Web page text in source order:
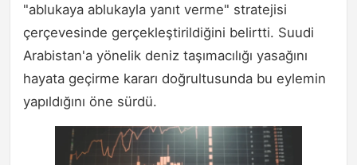
"ablukaya ablukayla yanıt verme" stratejisi
çerçevesinde gerçekleştirildiğini belirtti. Suudi
Arabistan'a yönelik deniz taşımacılığı yasağını
hayata geçirme kararı doğrultusunda bu eylemin
yapıldığını öne sürdü.